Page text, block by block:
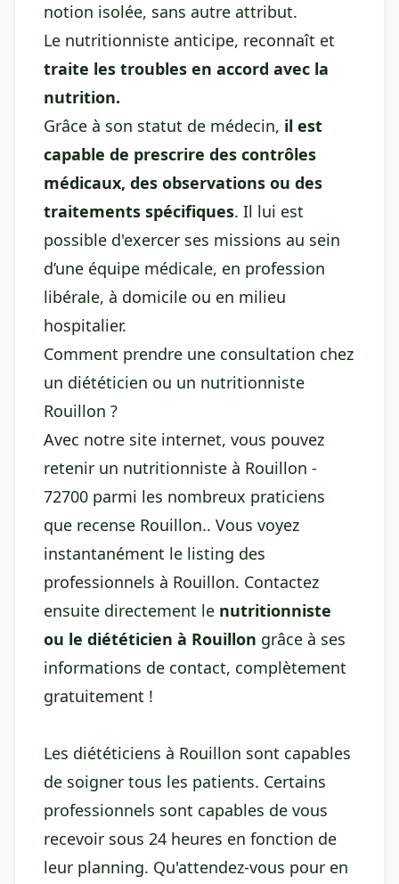
notion isolée, sans autre attribut.
Le nutritionniste anticipe, reconnaît et
traite les troubles en accord avec la
nutrition.
Grâce à son statut de médecin, il est
capable de prescrire des contrôles
médicaux, des observations ou des
traitements spécifiques. Il lui est
possible d'exercer ses missions au sein
d’une équipe médicale, en profession
libérale, à domicile ou en milieu
hospitalier.
Comment prendre une consultation chez
un diététicien ou un nutritionniste
Rouillon ?
Avec notre site internet, vous pouvez
retenir un nutritionniste à Rouillon -
72700 parmi les nombreux praticiens
que recense Rouillon.. Vous voyez
instantanément le listing des
professionnels à Rouillon. Contactez
ensuite directement le nutritionniste
ou le diététicien à Rouillon grâce à ses
informations de contact, complètement
gratuitement !
Les diététiciens à Rouillon sont capables
de soigner tous les patients. Certains
professionnels sont capables de vous
recevoir sous 24 heures en fonction de
leur planning. Qu'attendez-vous pour en